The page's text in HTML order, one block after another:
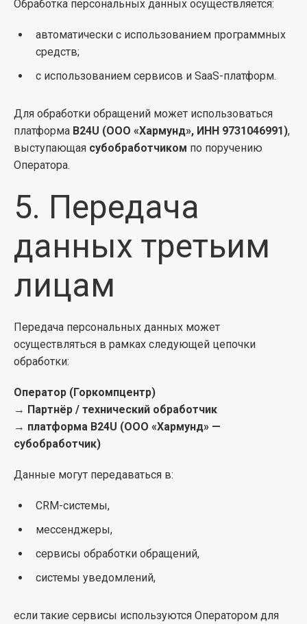
Обработка персональных данных осуществляется:
автоматически с использованием программных
средств;
с использованием сервисов и SaaS-платформ.
Для обработки обращений может использоваться
платформа B24U (ООО «Хармунд», ИНН 9731046991),
выступающая субобработчиком по поручению
Оператора.
5. Передача
данных третьим
лицам
Передача персональных данных может
осуществляться в рамках следующей цепочки
обработки:
Оператор (Горкомпцентр)
→ Партнёр / технический обработчик
→ платформа B24U (ООО «Хармунд» —
субобработчик)
Данные могут передаваться в:
CRM-системы,
мессенджеры,
сервисы обработки обращений,
системы уведомлений,
если такие сервисы используются Оператором для